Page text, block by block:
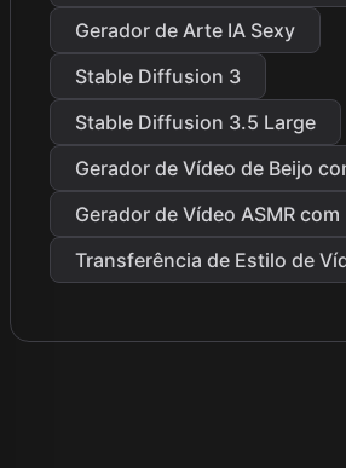
Gerador de Arte IA Sexy
Stable Diffusion 3
Stable Diffusion 3.5 Large
Gerador de Vídeo de Beijo
Gerador de Vídeo ASMR com
Transferência de Estilo de